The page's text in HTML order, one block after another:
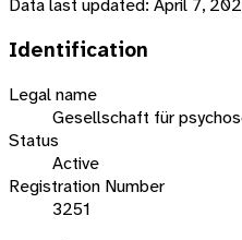
Data last updated: April 7,
Identification
Legal name
Gesellschaft für
Status
Active
Registration Number
3251